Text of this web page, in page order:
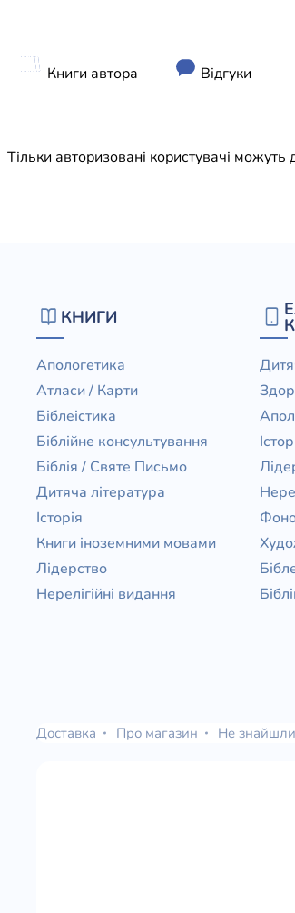
Книги автора Відгуки
Тільки авторизовані користувачі можуть
КНИГИ
Апологетика
Атласи / Карти
Біблеістика
Біблійне консультування
Біблія / Святе Письмо
Дитяча література
Історія
Книги іноземними мовами
Лідерство
Нерелігійні видання
Доставка Про магазин Не